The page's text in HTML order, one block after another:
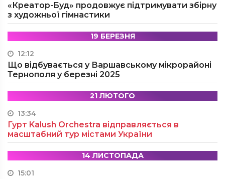
«Креатор-Буд» продовжує підтримувати збірну
з художньої гімнастики
19 БЕРЕЗНЯ
12:12
Що відбувається у Варшавському мікрорайоні
Тернополя у березні 2025
21 ЛЮТОГО
13:34
Гурт Kalush Orchestra відправляється в
масштабний тур містами України
14 ЛИСТОПАДА
15:01